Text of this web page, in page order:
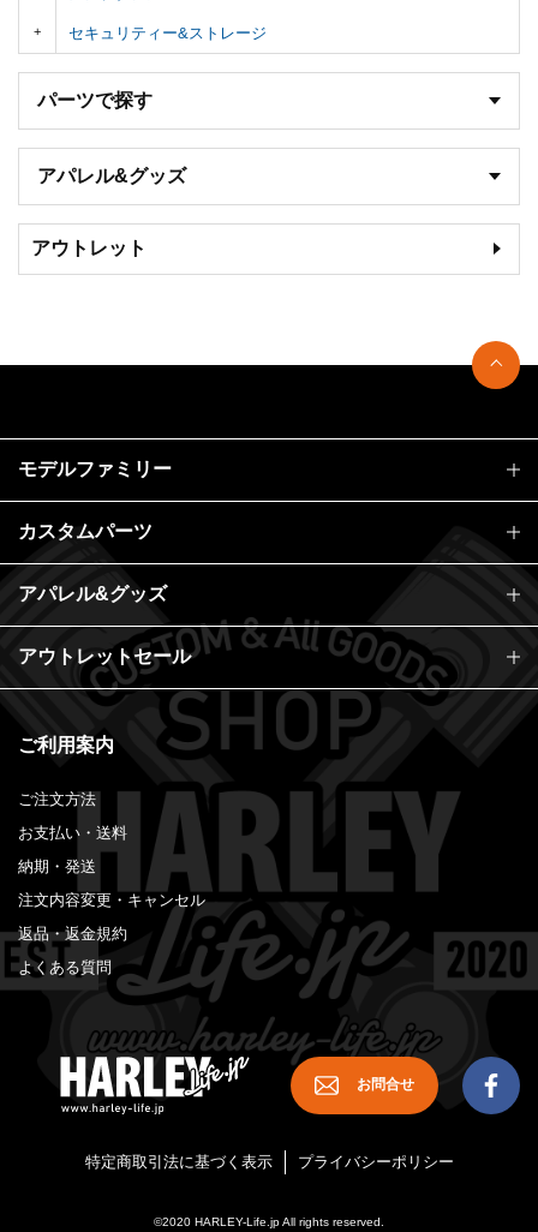
セキュリティー&ストレージ
パーツで探す
アパレル&グッズ
アウトレット
ご利用案内
ご注文方法
お支払い・送料
納期・発送
注文内容変更・キャンセル
返品・返金規約
よくある質問
モデルファミリー
カスタムパーツ
アパレル&グッズ
アウトレットセール
お問合せ
特定商取引法に基づく表示 プライバシーポリシー
©2020 HARLEY-Life.jp All rights reserved.